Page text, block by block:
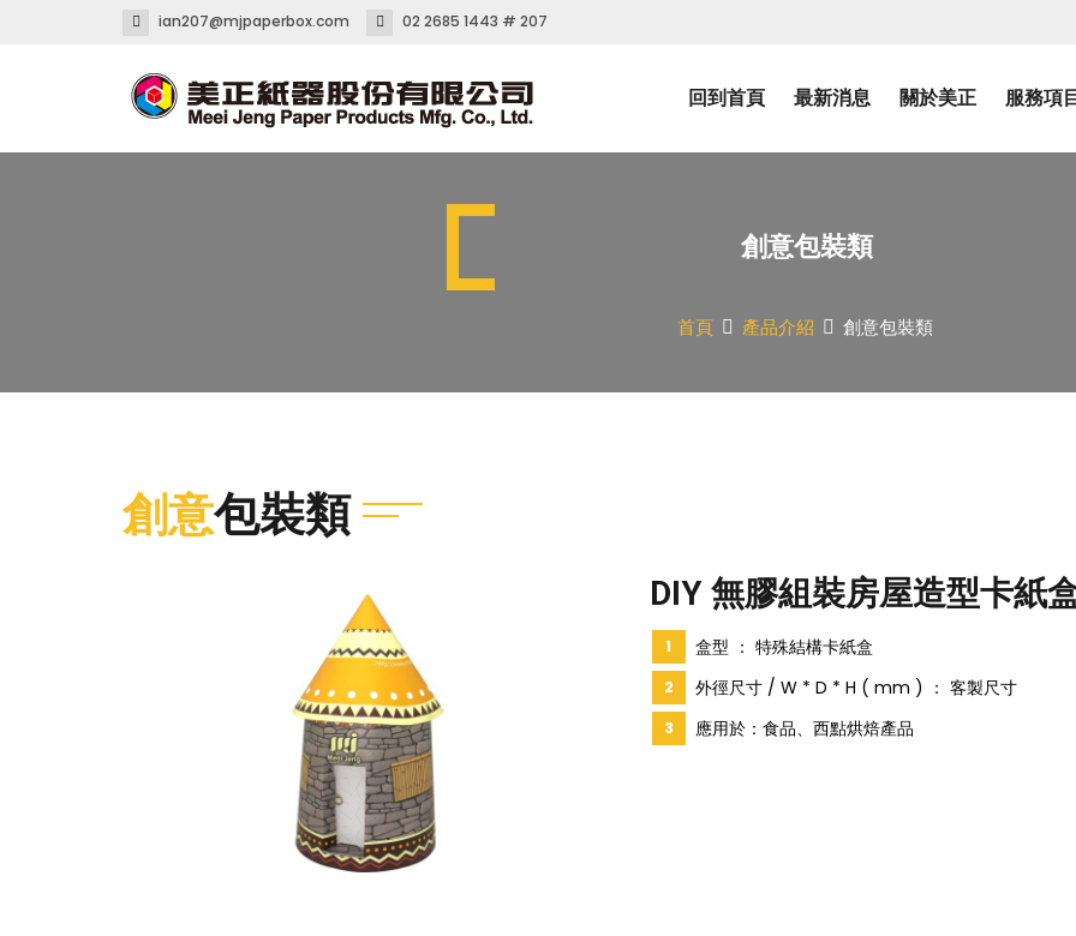
ian207@mjpaperbox.com 02 2685 1443 # 207
回到首頁 最新消息 關於美正 服務項
創意包裝類
首頁 產品介紹 創意包裝類
創意包裝類
DIY 無膠組裝房屋造型卡紙
盒型 ： 特殊結構卡紙盒
外徑尺寸 / W * D * H ( mm ) ： 客製尺寸
應用於：食品、西點烘焙產品